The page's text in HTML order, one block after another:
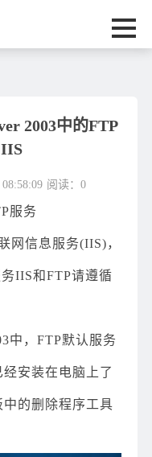
2003中的FTP
阅读：0
服务
网信息服务(IIS)，
IIS和FTP请遵循
中，FTP默认服务
安装在电脑上了
的删除程序工具